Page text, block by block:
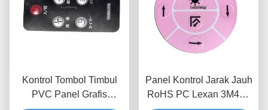
Kontrol Tombol Timbul
PVC Panel Grafis
Panel Kontrol Jarak Jauh
RoHS PC Lexan 3M467